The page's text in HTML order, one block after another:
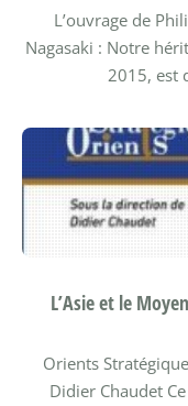
L’ouvrage de
Nagasaki : Notre
2015, est
L’Asie et le
Orients
Didier Chaudet